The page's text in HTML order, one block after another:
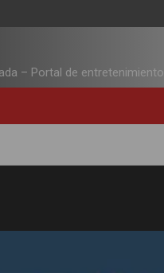
– Portal de entretenimiento